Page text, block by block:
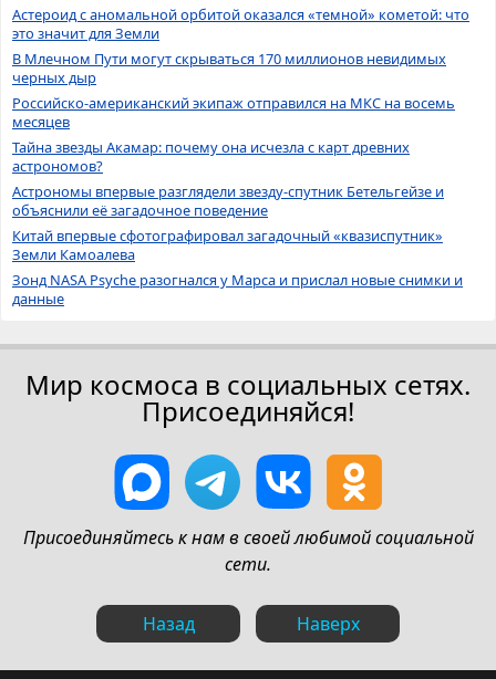
Астероид с аномальной орбитой оказался «темной» кометой: что
это значит для Земли
В Млечном Пути могут скрываться 170 миллионов невидимых
черных дыр
Российско-американский экипаж отправился на МКС на восемь
месяцев
Тайна звезды Акамар: почему она исчезла с карт древних
астрономов?
Астрономы впервые разглядели звезду-спутник Бетельгейзе и
объяснили её загадочное поведение
Китай впервые сфотографировал загадочный «квазиспутник»
Земли Камоалева
Зонд NASA Psyche разогнался у Марса и прислал новые снимки и
данные
Мир космоса в социальных сетях.
Присоединяйся!
Присоединяйтесь к нам в своей любимой социальной
сети.
Назад Наверх